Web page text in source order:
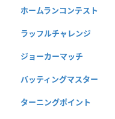
ホームランコンテスト
ラッフルチャレンジ
ジョーカーマッチ
バッティングマスター
ターニングポイント